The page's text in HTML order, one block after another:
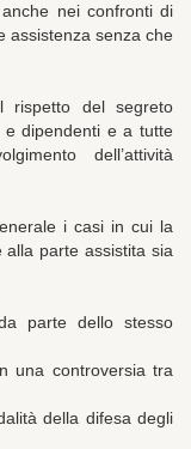
nei confronti di
assistenza senza che
rispetto del segreto
e dipendenti e a tutte
dell’attività
i casi in cui la
alla parte assistita sia
parte dello stesso
una controversia tra
della difesa degli